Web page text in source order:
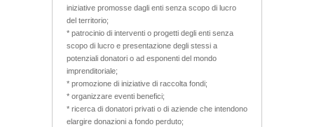
iniziative promosse dagli enti senza scopo di lucro
del territorio;
* patrocinio di interventi o progetti degli enti senza
scopo di lucro e presentazione degli stessi a
potenziali donatori o ad esponenti del mondo
imprenditoriale;
* promozione di iniziative di raccolta fondi;
* organizzare eventi benefici;
* ricerca di donatori privati o di aziende che intendono
elargire donazioni a fondo perduto;